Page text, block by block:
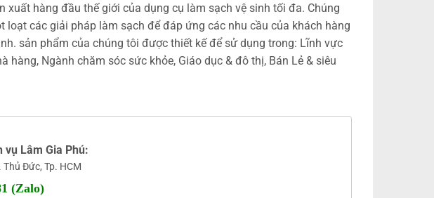
xuất hàng đầu thế giới của dụng cụ làm sạch vệ sinh tối đa. Chúng
loạt các giải pháp làm sạch để đáp ứng các nhu cầu của khách hàng
sản phẩm của chúng tôi được thiết kế để sử dụng trong: Lĩnh vực
hàng, Ngành chăm sóc sức khỏe, Giáo dục & đô thị, Bán Lẻ & siêu
vụ Lâm Gia Phú:
Đức, Tp. HCM
(Zalo)